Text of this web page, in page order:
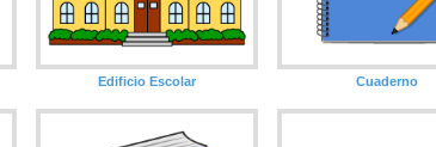
Edificio Escolar Cuaderno